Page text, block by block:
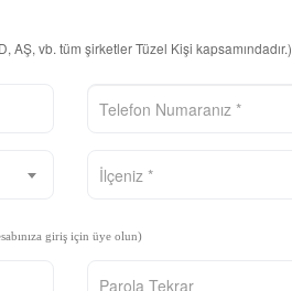
AŞ, vb. tüm şirketler Tüzel Kişi kapsamındadır.)
giriş için üye olun)